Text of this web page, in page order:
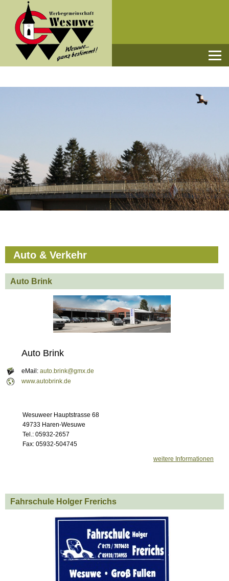
Auto & Verkehr
Auto Brink
Auto Brink
eMail: auto.brink@gmx.de
www.autobrink.de
Wesuweer Hauptstrasse 68
49733 Haren-Wesuwe
Tel.: 05932-2657
Fax: 05932-504745
weitere Informationen
Fahrschule Holger Frerichs